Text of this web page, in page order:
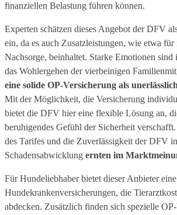
finanziellen Belastung führen können.
Experten schätzen dieses Angebot der DFV
ein, da es auch Zusatzleistungen, wie etwa
Nachsorge, beinhaltet. Starke Emotionen sind
das Wohlergehen der vierbeinigen
eine solide OP-Versicherung als
Mit der Möglichkeit, die Versicherung
bietet die DFV hier eine flexible Lösung an,
beruhigendes Gefühl der Sicherheit
des Tarifes und die Zuverlässigkeit der DFV
Schadensabwicklung ernten im
Für Hundeliebhaber bietet dieser Anbieter
Hundekrankenversicherungen, die
abdecken. Zusätzlich finden sich spezielle